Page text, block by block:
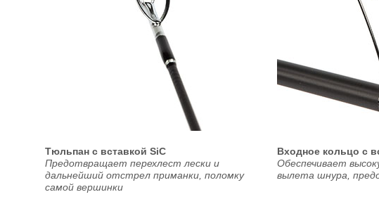
Тюльпан с вставкой SiC
Предотвращает перехлест лески и
дальнейший отстрел приманки, поломку
самой вершинки
Входное кольцо с
Обеспечивает
вылета шнура,